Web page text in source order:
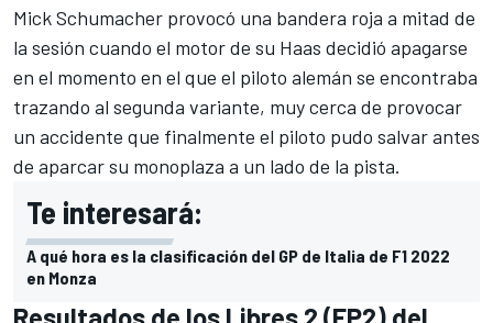
Mick Schumacher provocó una bandera roja a mitad de
la sesión cuando el motor de su Haas decidió apagarse
en el momento en el que el piloto alemán se encontraba
trazando al segunda variante, muy cerca de provocar
un accidente que finalmente el piloto pudo salvar antes
de aparcar su monoplaza a un lado de la pista.
Te interesará:
A qué hora es la clasificación del GP de Italia de F1 2022
en Monza
Resultados de los Libres 2 (FP2) del